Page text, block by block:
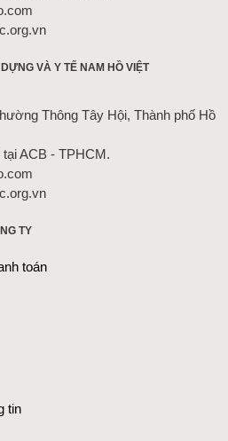
VÀ Y TẾ NAM HỒ VIỆT
Thông Tây Hội, Thành phố Hồ
ACB - TPHCM.
TY
toán
tin